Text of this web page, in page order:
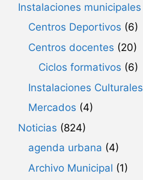
Instalaciones municipales
Centros Deportivos (6)
Centros docentes (20)
Ciclos formativos (6)
Instalaciones Culturales
Mercados (4)
Noticias (824)
agenda urbana (4)
Archivo Municipal (1)